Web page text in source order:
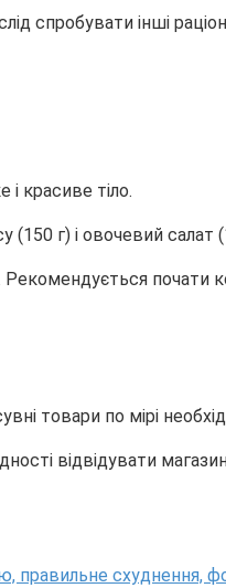
спробувати інші
красиве тіло.
г) і овочевий салат
Рекомендується почати
товари по мірі
відвідувати